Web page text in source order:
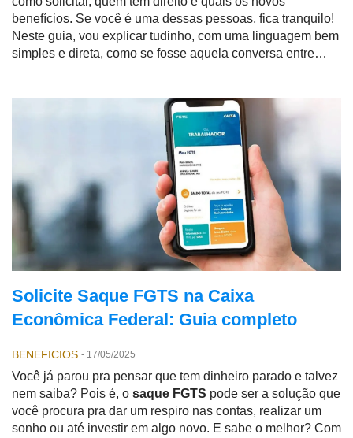
benefícios. Se você é uma dessas pessoas, fica tranquilo!
Neste guia, vou explicar tudinho, com uma linguagem bem
simples e direta, como se fosse aquela conversa entre
Solicite Saque FGTS na Caixa
Econômica Federal: Guia completo
BENEFICIOS - 17/05/2025
Você já parou pra pensar que tem dinheiro parado e talvez
nem saiba? Pois é, o saque FGTS pode ser a solução que
você procura pra dar um respiro nas contas, realizar um
sonho ou até investir em algo novo. E sabe o melhor? Com